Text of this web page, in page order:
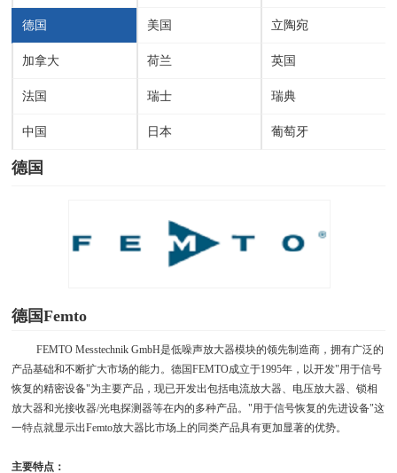
德国 美国 立陶宛
加拿大 荷兰 英国
法国 瑞士 瑞典
中国 日本 葡萄牙
德国
德国Femto
FEMTO Messtechnik GmbH是低噪声放大器模块的领先制造商，拥有广泛的
产品基础和不断扩大市场的能力。德国FEMTO成立于1995年，以开发"用于信号
恢复的精密设备"为主要产品，现已开发出包括电流放大器、电压放大器、锁相
放大器和光接收器/光电探测器等在内的多种产品。"用于信号恢复的先进设备"这
一特点就显示出Femto放大器比市场上的同类产品具有更加显著的优势。
主要特点：